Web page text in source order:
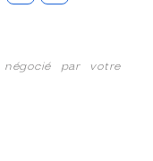
par votre